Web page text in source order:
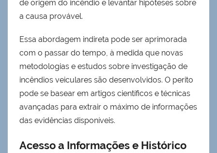
de origem do incêndio e levantar hipóteses sobre
a causa provável.
Essa abordagem indireta pode ser aprimorada
com o passar do tempo, à medida que novas
metodologias e estudos sobre investigação de
incêndios veiculares são desenvolvidos. O perito
pode se basear em artigos científicos e técnicas
avançadas para extrair o máximo de informações
das evidências disponíveis.
Acesso a Informações e Histórico